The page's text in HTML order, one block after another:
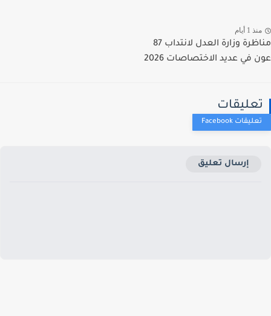
1 أيام
مناظرة وزارة العدل لانتداب 87
في عديد الاختصاصات 2026
إرسال تعليق